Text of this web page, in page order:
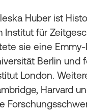
Huber ist
Institut für
sie eine
Berlin und
London.
Harvard